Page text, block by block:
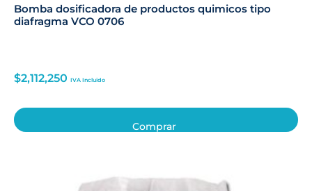
Bomba dosificadora de productos quimicos tipo
diafragma VCO 0706
$2,112,250 IVA Incluido
Comprar